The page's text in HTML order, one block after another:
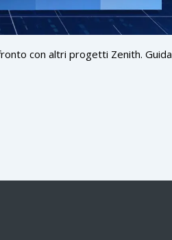
con altri progetti Zenith. Guida